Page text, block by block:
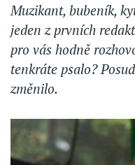
Muzikant, bubeník,
jeden z prvních
pro vás hodně
tenkráte psalo?
změnilo.